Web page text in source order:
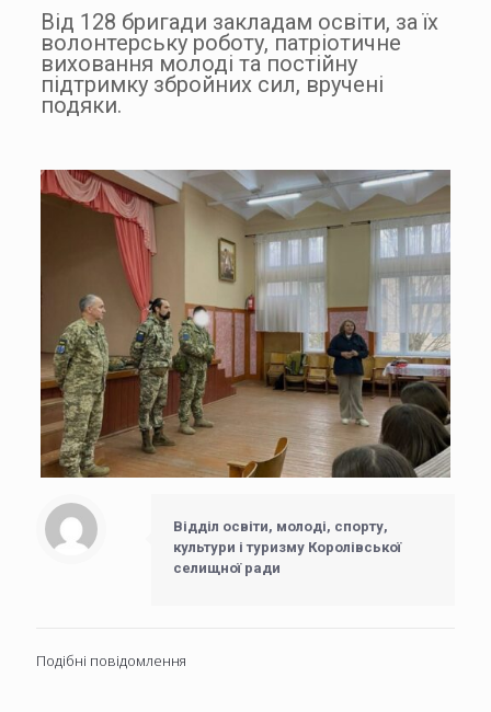
Від 128 бригади закладам освіти, за їх
волонтерську роботу, патріотичне
виховання молоді та постійну
підтримку збройних сил, вручені
подяки.
Відділ освіти, молоді, спорту,
культури і туризму Королівської
селищної ради
Подібні повідомлення